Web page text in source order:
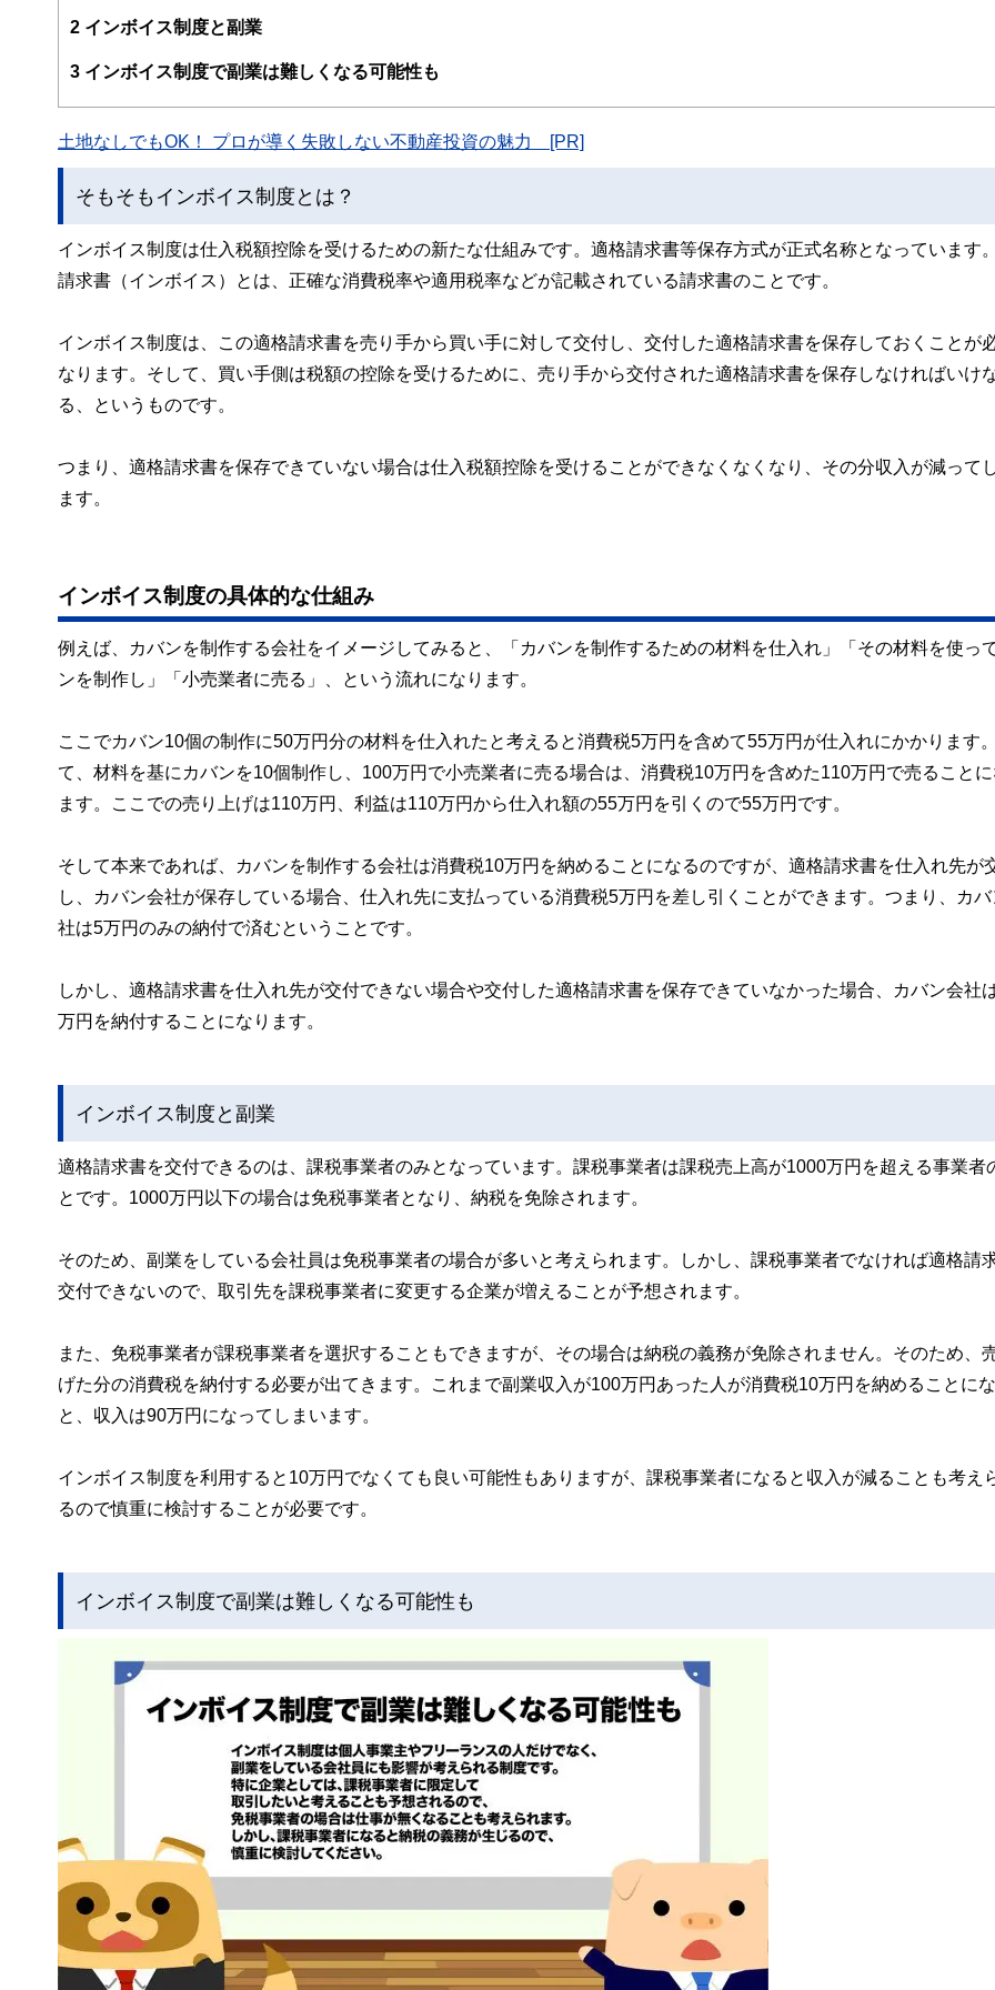
FinancialFieldの特徴は、ファイナンシャルプランナー、弁護士、税理士、宅地建物取引士、相続診断士、住宅ローンアドバイザー、DCプラン
ー、公認会計士、社会保険労務士、行政書士、投資アナリスト、キャリアコンサルタントなど150名以上の有資格者を執筆者・監修者として迎
私たちは、快適でより良い生活のアイデアを提供するお金のコンシェルジュを目指します。
2 インボイス制度と副業
3 インボイス制度で副業は難しくなる可能性も
土地なしでもOK！ プロが導く失敗しない不動産投資の魅力 [PR]
そもそもインボイス制度とは？
インボイス制度は仕入税額控除を受けるための新たな仕組みです。適格請求書等保存方式が正式名称となっています
請求書（インボイス）とは、正確な消費税率や適用税率などが記載されている請求書のことです。
インボイス制度は、この適格請求書を売り手から買い手に対して交付し、交付した適格請求書を保存しておくことが
なります。そして、買い手側は税額の控除を受けるために、売り手から交付された適格請求書を保存しなければいけ
る、というものです。
つまり、適格請求書を保存できていない場合は仕入税額控除を受けることができなくなくなり、その分収入が減って
ます。
インボイス制度の具体的な仕組み
例えば、カバンを制作する会社をイメージしてみると、「カバンを制作するための材料を仕入れ」「その材料を使っ
ンを制作し」「小売業者に売る」、という流れになります。
ここでカバン10個の制作に50万円分の材料を仕入れたと考えると消費税5万円を含めて55万円が仕入れにかかります
て、材料を基にカバンを10個制作し、100万円で小売業者に売る場合は、消費税10万円を含めた110万円で売ることに
ます。ここでの売り上げは110万円、利益は110万円から仕入れ額の55万円を引くので55万円です。
そして本来であれば、カバンを制作する会社は消費税10万円を納めることになるのですが、適格請求書を仕入れ先が
し、カバン会社が保存している場合、仕入れ先に支払っている消費税5万円を差し引くことができます。つまり、カバ
社は5万円のみの納付で済むということです。
しかし、適格請求書を仕入れ先が交付できない場合や交付した適格請求書を保存できていなかった場合、カバン会社
万円を納付することになります。
インボイス制度と副業
適格請求書を交付できるのは、課税事業者のみとなっています。課税事業者は課税売上高が1000万円を超える事業者
とです。1000万円以下の場合は免税事業者となり、納税を免除されます。
そのため、副業をしている会社員は免税事業者の場合が多いと考えられます。しかし、課税事業者でなければ適格請
交付できないので、取引先を課税事業者に変更する企業が増えることが予想されます。
また、免税事業者が課税事業者を選択することもできますが、その場合は納税の義務が免除されません。そのため、
げた分の消費税を納付する必要が出てきます。これまで副業収入が100万円あった人が消費税10万円を納めることに
と、収入は90万円になってしまいます。
インボイス制度を利用すると10万円でなくても良い可能性もありますが、課税事業者になると収入が減ることも考え
るので慎重に検討することが必要です。
インボイス制度で副業は難しくなる可能性も